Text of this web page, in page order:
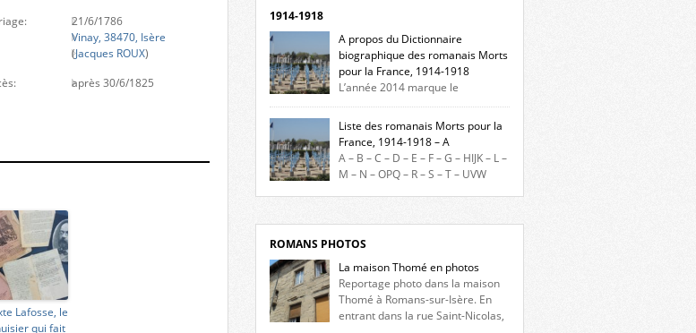
21/6/1786
Vinay, 38470, Isère
(Jacques ROUX)
après 30/6/1825
Lafosse, le
qui fait
1914-1918
A propos du Dictionnaire
biographique des romanais Morts
pour la France, 1914-1918
L’année 2014 marque le
centenaire du début de la Première Guerre
Mondiale et ce dictionnaire biographique veut
rendre hommage aux romanais Morts pour la
France durant ce conflit. La base de cette
recherche historique est constituée des noms
gravés sur les plaques commémoratives de
l’Hôtel de Ville, du lycée du Dauphiné et du lycée
Liste des romanais Morts pour la
France, 1914-1918 – A
A – B – C – D – E – F – G – HIJK – L –
M – N – OPQ – R – S – T – UVW
par cette lettre. Liste des romanais […]
ROMANS PHOTOS
La maison Thomé en photos
Reportage photo dans la maison
Thomé à Romans-sur-Isère. En
entrant dans la rue Saint-Nicolas,